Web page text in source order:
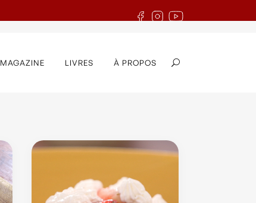
MAGAZINE LIVRES À PROPOS